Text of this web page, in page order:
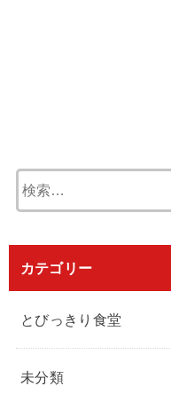
カテゴリー
とびっきり食堂
未分類